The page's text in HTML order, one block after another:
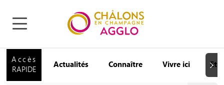
Accès
RAPIDE
Actualités Connaître Vivre ici